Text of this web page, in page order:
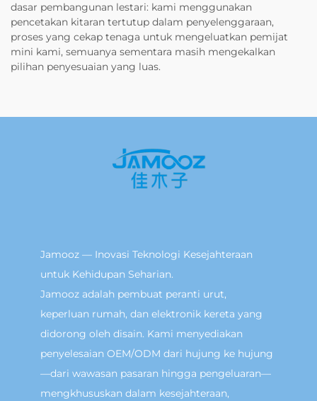
dasar pembangunan lestari: kami menggunakan
pencetakan kitaran tertutup dalam penyelenggaraan,
proses yang cekap tenaga untuk mengeluatkan pemijat
mini kami, semuanya sementara masih mengekalkan
pilihan penyesuaian yang luas.
Jamooz — Inovasi Teknologi Kesejahteraan
untuk Kehidupan Seharian.
Jamooz adalah pembuat peranti urut,
keperluan rumah, dan elektronik kereta yang
didorong oleh disain. Kami menyediakan
penyelesaian OEM/ODM dari hujung ke hujung
—dari wawasan pasaran hingga pengeluaran—
mengkhususkan dalam kesejahteraan,